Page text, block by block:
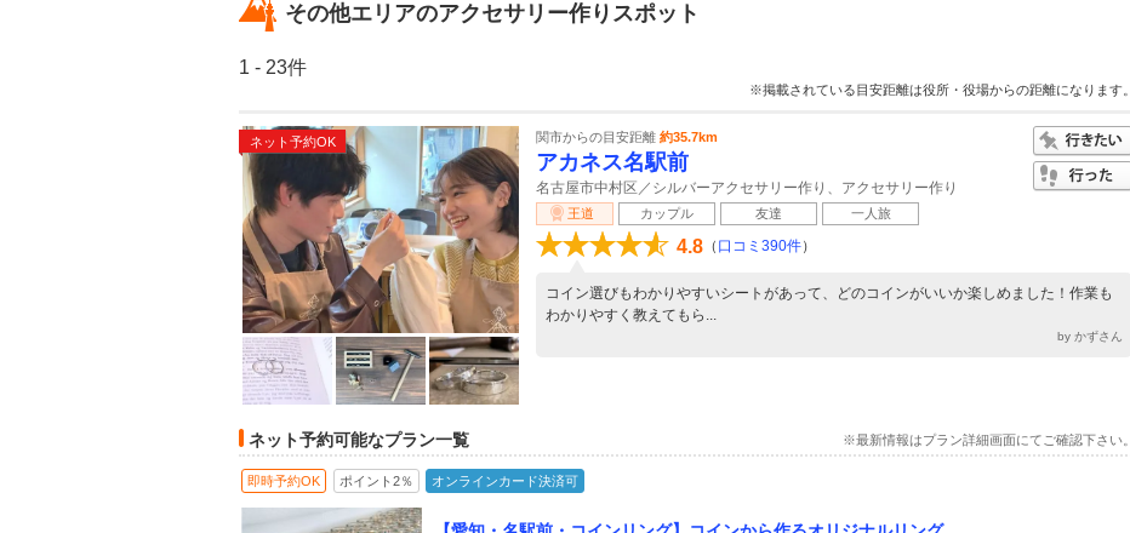
その他エリアのアクセサリー作りスポット
1 - 23件
※掲載されている目安距離は役所・役場からの距離になります。
ネット予約OK 関市からの目安距離 約35.7km
アカネス名駅前
名古屋市中村区／シルバーアクセサリー作り、アクセサリー作り
王道 カップル 友達 一人旅
4.8 （ 口コミ390件）
コイン選びもわかりやすいシートがあって、どのコインがいいか楽しめました！作業も
わかりやすく教えてもら...
by かずさん
ネット予約可能なプラン一覧 ※最新情報はプラン詳細画面にてご確認下さい。
即時予約OK ポイント2％ オンラインカード決済可